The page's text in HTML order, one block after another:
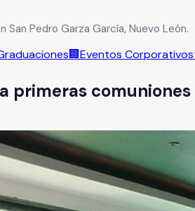
San Pedro Garza García, Nuevo León.
🏢Eventos Corporativos
primeras comuniones